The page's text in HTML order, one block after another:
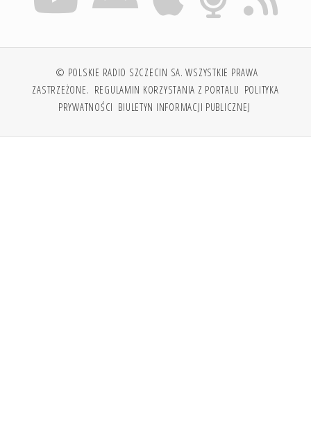
© POLSKIE RADIO SZCZECIN SA. WSZYSTKIE PRAWA
ZASTRZEŻONE. REGULAMIN KORZYSTANIA Z PORTALU POLITYKA
PRYWATNOŚCI BIULETYN INFORMACJI PUBLICZNEJ